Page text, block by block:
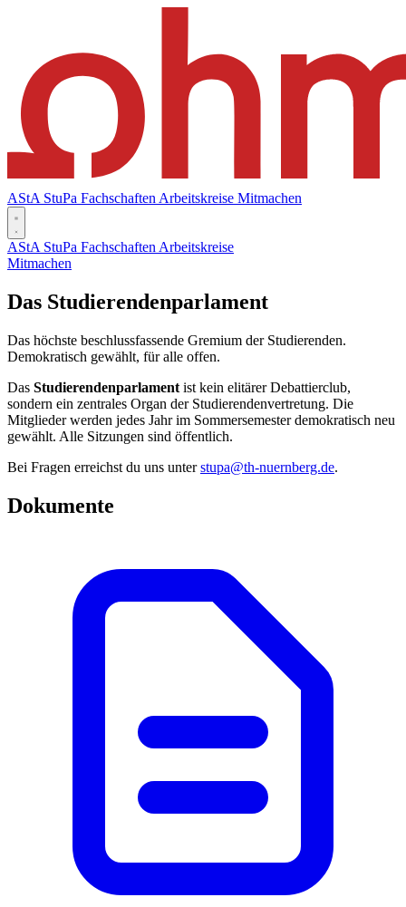
AStA StuPa Fachschaften Arbeitskreise Mitmachen
AStA StuPa Fachschaften Arbeitskreise
Mitmachen
Das Studierendenparlament
Das höchste beschlussfassende Gremium der Studierenden.
Demokratisch gewählt, für alle offen.
Das Studierendenparlament ist kein elitärer Debattierclub,
sondern ein zentrales Organ der Studierendenvertretung. Die
Mitglieder werden jedes Jahr im Sommersemester demokratisch neu
gewählt. Alle Sitzungen sind öffentlich.
Bei Fragen erreichst du uns unterstupa@th-nuernberg.de.
Dokumente